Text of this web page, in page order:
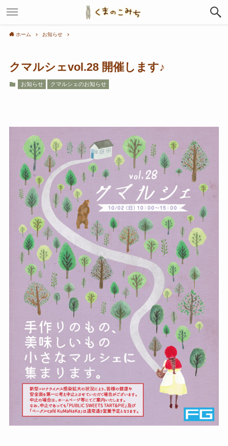
ホーム お知らせ
クマルシェvol.28 開催します♪
お知らせ クマルシェのお知らせ